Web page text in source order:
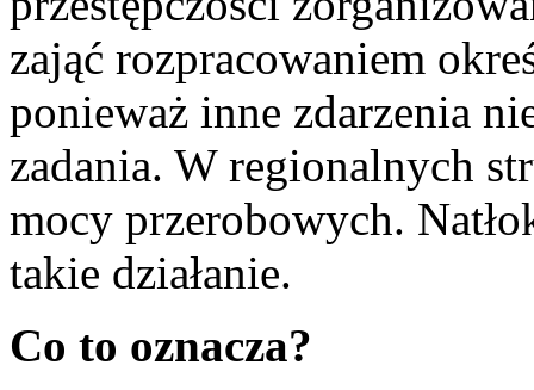
zająć rozpracowaniem
ponieważ inne zdarzenia
zadania. W regionalnych
mocy przerobowych.
takie działanie.
Co to oznacza?